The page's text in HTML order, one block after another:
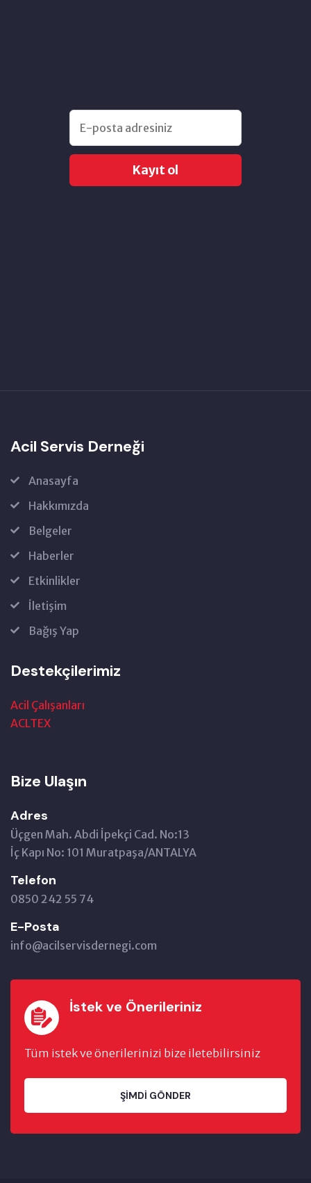
Kayıt ol
Acil Servis Derneği
Anasayfa
Hakkımızda
Belgeler
Haberler
Etkinlikler
İletişim
Bağış Yap
Destekçilerimiz
Acil Çalışanları
ACLTEX
Bize Ulaşın
Adres
Üçgen Mah. Abdi İpekçi Cad. No:13
İç Kapı No: 101 Muratpaşa/ANTALYA
Telefon
0850 242 55 74
E-Posta
info@acilservisdernegi.com
İstek ve Önerileriniz
Tüm istek ve önerilerinizi bize iletebilirsiniz
ŞIMDI GÖNDER